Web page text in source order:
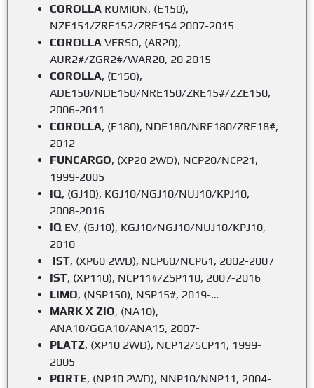
COROLLA RUMION, (E150),
NZE151/ZRE152/ZRE154 2007-2015
COROLLA VERSO, (AR20),
AUR2#/ZGR2#/WAR20, 20 2015
COROLLA, (E150),
ADE150/NDE150/NRE150/ZRE15#/ZZE150,
2006-2011
COROLLA, (E180), NDE180/NRE180/ZRE18#,
2012-
FUNCARGO, (XP20 2WD), NCP20/NCP21,
1999-2005
IQ, (GJ10), KGJ10/NGJ10/NUJ10/KPJ10,
2008-2016
IQ EV, (GJ10), KGJ10/NGJ10/NUJ10/KPJ10,
2010
IST, (XP60 2WD), NCP60/NCP61, 2002-2007
IST, (XP110), NCP11#/ZSP110, 2007-2016
LIMO, (NSP150), NSP15#, 2019-…
MARK X ZIO, (NA10),
ANA10/GGA10/ANA15, 2007-
PLATZ, (XP10 2WD), NCP12/SCP11, 1999-
2005
PORTE, (NP10 2WD), NNP10/NNP11, 2004-